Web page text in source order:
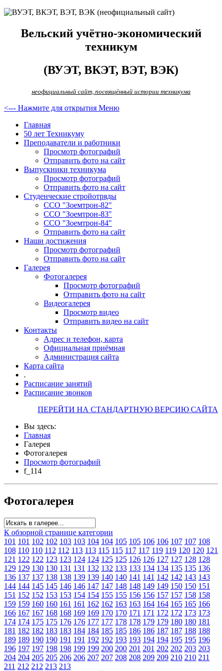
Вельский учётно-экономический
техникум
(ВУЭТ, ВКЭТ, ВЭТ, ВЭК)
неофициальный сайт, посвящённый истории техникума
<--- Нажмите для открытия Меню
Главная
50 лет Техникуму
Преподаватели и работники
Просмотр фотографий
Отправить фото на сайт
Выпускники техникума
Просмотр фотографий
Отправить фото на сайт
Студенческие стройотряды
ССО "Зоемтрон-82"
ССО "Зоемтрон-83"
ССО "Зоемтрон-84"
Отправить фото на сайт
Наши достижения
Просмотр фотографий
Отправить фото на сайт
Галерея
Фотогалерея
Просмотр фотографий
Отправить фото на сайт
Видеогалерея
Просмотр видео
Отправить видео на сайт
Контакты
Адрес и телефон, карта
Официальная приёмная
Администрация сайта
Карта сайта
.
Расписание занятий
Расписание звонков
ПЕРЕЙТИ НА СТАНДАРТНУЮ ВЕРСИЮ САЙТА
Вы здесь:
Главная
Галерея
Фотогалерея
Просмотр фотографий
f_114
Фотогалерея
К обзорной странице категории
101 101 102 102 103 103 104 104 105 105 106 106 107 107 108
108 110 110 112 112 113 113 115 115 117 117 119 119 120 120 121
121 122 122 123 123 124 124 125 125 126 126 127 127 128 128
129 129 130 130 131 131 132 132 133 133 134 134 135 135 136
136 137 137 138 138 139 139 140 140 141 141 142 142 143 143
144 144 145 145 146 146 147 147 148 148 149 149 150 150 151
151 152 152 153 153 154 154 155 155 156 156 157 157 158 158
159 159 160 160 161 161 162 162 163 163 164 164 165 165 166
166 167 167 168 168 169 169 170 170 171 171 172 172 173 173
174 174 175 175 176 176 177 177 178 178 179 179 180 180 181
181 182 182 183 183 184 184 185 185 186 186 187 187 188 188
189 189 190 190 191 191 192 192 193 193 194 194 195 195 196
196 197 197 198 198 199 199 200 200 201 201 202 202 203 203
204 204 205 205 206 206 207 207 208 208 209 209 210 210 211
211 212 212 213 213